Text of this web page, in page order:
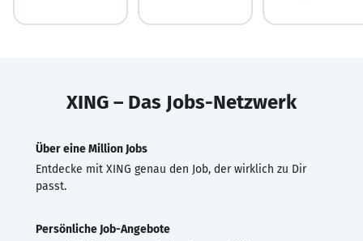
XING – Das Jobs-Netzwerk
Über eine Million Jobs
Entdecke mit XING genau den Job, der wirklich zu Dir
passt.
Persönliche Job-Angebote